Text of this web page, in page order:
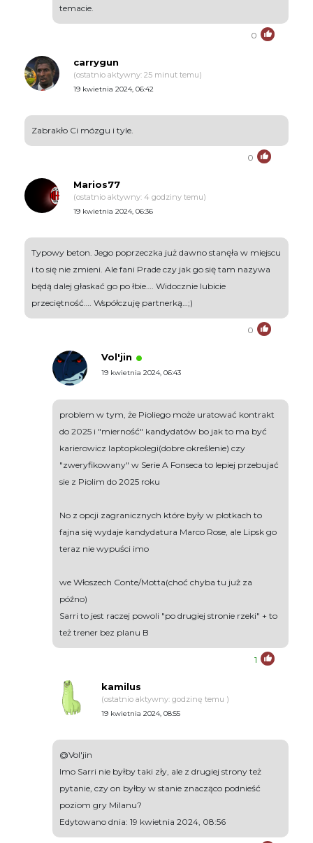
temacie.
0
carrygun
(ostatnio aktywny: 25 minut temu)
19 kwietnia 2024, 06:42
Zabrakło Ci mózgu i tyle.
0
Marios77
(ostatnio aktywny: 4 godziny temu)
19 kwietnia 2024, 06:36
Typowy beton. Jego poprzeczka już dawno stanęła w miejscu
i to się nie zmieni. Ale fani Prade czy jak go się tam nazywa
będą dalej głaskać go po łbie…. Widocznie lubicie
przeciętność…. Współczuję partnerką…;)
0
Vol'jin
19 kwietnia 2024, 06:43
problem w tym, że Pioliego może uratować kontrakt
do 2025 i "mierność" kandydatów bo jak to ma być
karierowicz laptopkolegi(dobre określenie) czy
"zweryfikowany" w Serie A Fonseca to lepiej przebujać
sie z Piolim do 2025 roku
No z opcji zagranicznych które były w plotkach to
fajna się wydaje kandydatura Marco Rose, ale Lipsk go
teraz nie wypuści imo
we Włoszech Conte/Motta(choć chyba tu już za
późno)
Sarri to jest raczej powoli "po drugiej stronie rzeki" + to
też trener bez planu B
1
kamilus
(ostatnio aktywny: godzinę temu )
19 kwietnia 2024, 08:55
@Vol'jin
Imo Sarri nie byłby taki zły, ale z drugiej strony też
pytanie, czy on byłby w stanie znacząco podnieść
poziom gry Milanu?
Edytowano dnia: 19 kwietnia 2024, 08:56